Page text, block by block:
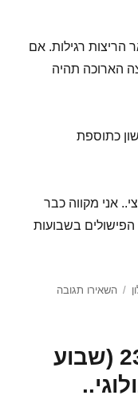
הריצות רגילות. אם
הארוכה תהיה
כתוספת
אני מקווה כבר
בשבועות
השאירו תגובה
(שבועסיכום שבוע 23.08.08 (שבוע